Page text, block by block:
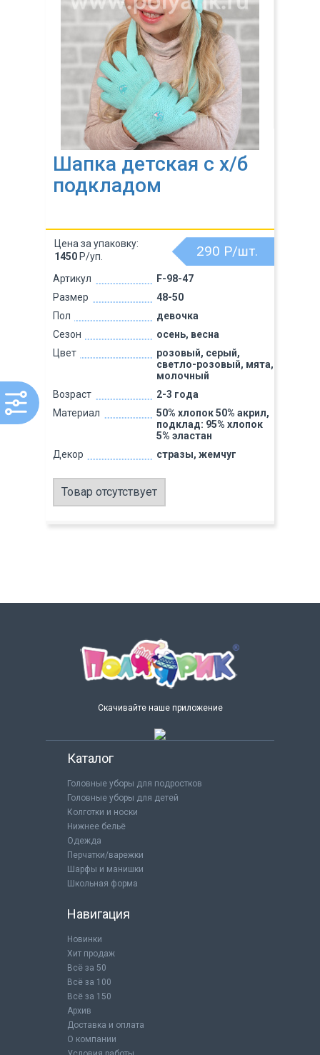
Шапка детская с х/б
подкладом
Артикул
F-98-47
Размер
48-50
Пол
девочка
Сезон
осень, весна
Цвет
розовый, серый,
светло-розовый, мята,
молочный
Возраст
2-3 года
Материал
50% хлопок 50% акрил,
подклад: 95% хлопок
5% эластан
Декор
стразы, жемчуг
290 Р/шт.
Цена за упаковку:
1450 Р/уп.
Товар отсутствует
Скачивайте наше приложение
Каталог
Головные уборы для подростков
Головные уборы для детей
Колготки и носки
Нижнее бельё
Одежда
Перчатки/варежки
Шарфы и манишки
Школьная форма
Навигация
Новинки
Хит продаж
Всё за 50
Всё за 100
Всё за 150
Архив
Доставка и оплата
О компании